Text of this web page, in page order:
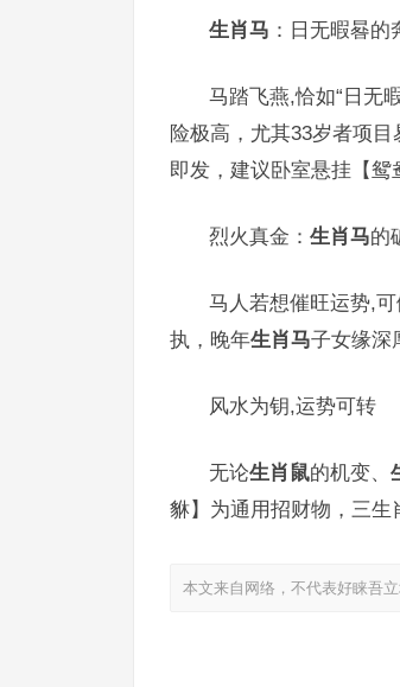
生肖马 ：日无暇晷的
马踏飞燕,恰如“日无
险极高，尤其33岁者项
即发，建议卧室悬挂【鸳
烈火真金： 生肖马的
马人若想催旺运势,
执，晚年生肖马子女缘深
风水为钥,运势可转
无论生肖鼠的机变、
貅】为通用招财物，三生
本文来自网络，不代表好睐吾